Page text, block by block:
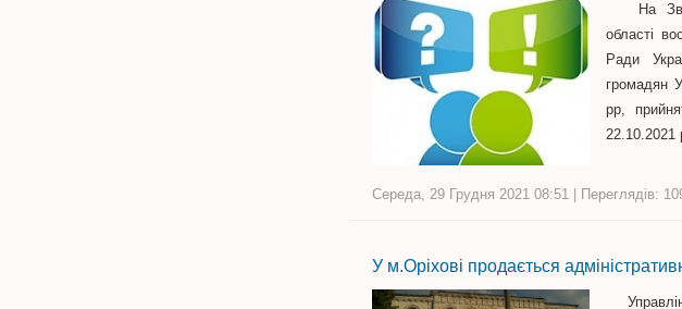
На
області
Ради
громадян
рр,
22.10.2021
Середа, 29 Грудня 2021 08:51 | Переглядів:
У м.Оріхові продається